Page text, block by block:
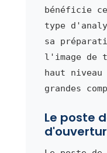
bénéficie
type
sa
l'image de
haut
grandes
Le poste